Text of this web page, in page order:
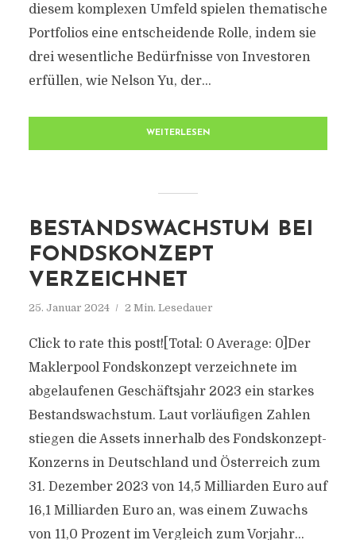
diesem komplexen Umfeld spielen thematische
Portfolios eine entscheidende Rolle, indem sie
drei wesentliche Bedürfnisse von Investoren
erfüllen, wie Nelson Yu, der...
WEITERLESEN
BESTANDSWACHSTUM BEI
FONDSKONZEPT
VERZEICHNET
25. Januar 2024 2 Min. Lesedauer
Click to rate this post![Total: 0 Average: 0]Der
Maklerpool Fondskonzept verzeichnete im
abgelaufenen Geschäftsjahr 2023 ein starkes
Bestandswachstum. Laut vorläufigen Zahlen
stiegen die Assets innerhalb des Fondskonzept-
Konzerns in Deutschland und Österreich zum
31. Dezember 2023 von 14,5 Milliarden Euro auf
16,1 Milliarden Euro an, was einem Zuwachs
von 11,0 Prozent im Vergleich zum Vorjahr...